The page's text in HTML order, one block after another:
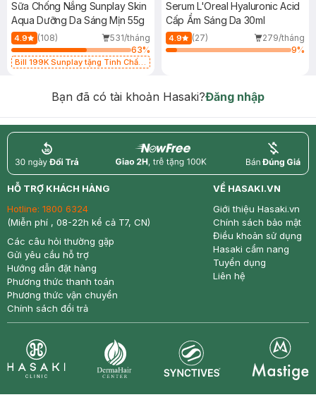
Sữa Chống Nắng Sunplay Skin
Aqua Dưỡng Da Sáng Mịn 55g
4.9 (108)
531/tháng
63%
Bill 199K Sunplay tặng Tinh Chất
Serum L'Oreal Hyaluronic Acid
Cấp Ẩm Sáng Da 30ml
4.9 (27)
279/tháng
9%
Bạn đã có tài khoản Hasaki?Đăng nhập
return nowfree price
HỖ TRỢ KHÁCH HÀNG
Hotline: 1800 6324
(Miễn phí , 08-22h kể cả T7, CN)
Các câu hỏi thường gặp
Gửi yêu cầu hỗ trợ
Hướng dẫn đặt hàng
Phương thức thanh toán
Phương thức vận chuyển
Chính sách đổi trả
VỀ HASAKI.VN
Giới thiệu Hasaki.vn
Chính sách bảo mật
Điều khoản sử dụng
Hasaki cẩm nang
Tuyển dụng
Liên hệ